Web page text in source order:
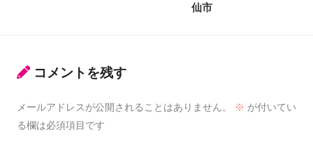
仙市
コメントを残す
メールアドレスが公開されることはありません。 ※ が付いてい
る欄は必須項目です